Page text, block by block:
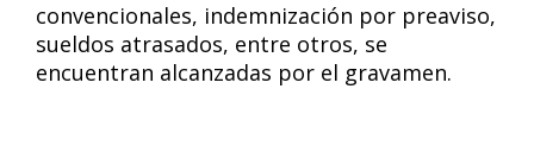
convencionales, indemnización por preaviso,
sueldos atrasados, entre otros, se
encuentran alcanzadas por el gravamen.